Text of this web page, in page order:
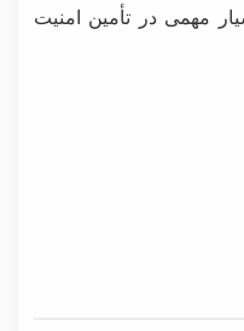
مهمی در تأمین امنیت